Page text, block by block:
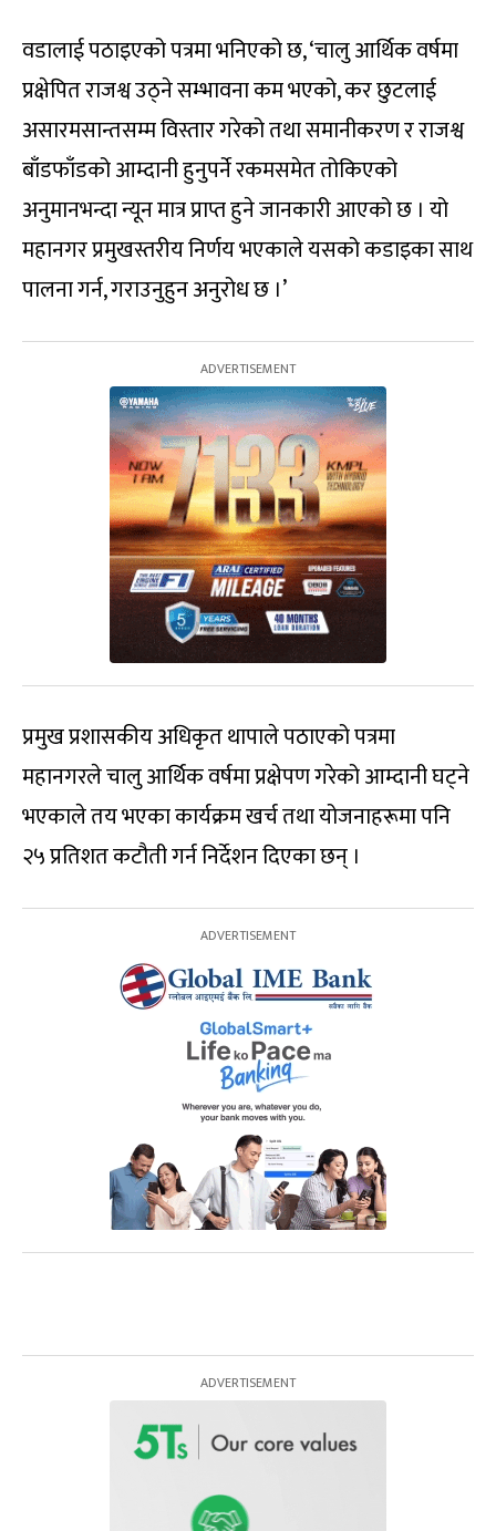
वडालाई पठाइएको पत्रमा भनिएको छ, ‘चालु आर्थिक वर्षमा
प्रक्षेपित राजश्व उठ्ने सम्भावना कम भएको, कर छुटलाई
असारमसान्तसम्म विस्तार गरेको तथा समानीकरण र राजश्व
बाँडफाँडको आम्दानी हुनुपर्ने रकमसमेत तोकिएको
अनुमानभन्दा न्यून मात्र प्राप्त हुने जानकारी आएको छ । यो
महानगर प्रमुखस्तरीय निर्णय भएकाले यसको कडाइका साथ
पालना गर्न, गराउनुहुन अनुरोध छ ।’
प्रमुख प्रशासकीय अधिकृत थापाले पठाएको पत्रमा
महानगरले चालु आर्थिक वर्षमा प्रक्षेपण गरेको आम्दानी घट्ने
भएकाले तय भएका कार्यक्रम खर्च तथा योजनाहरूमा पनि
२५ प्रतिशत कटौती गर्न निर्देशन दिएका छन् ।